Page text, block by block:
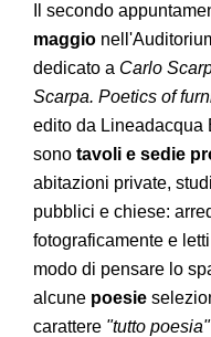
Il secondo
maggio
dedicato a Carlo
Scarpa. Poetics of
edito da Lineadacqua
sono tavoli e sedie
abitazioni private,
pubblici e chiese:
fotograficamente e
modo di pensare lo
alcune poesie
carattere "tutto poesia"